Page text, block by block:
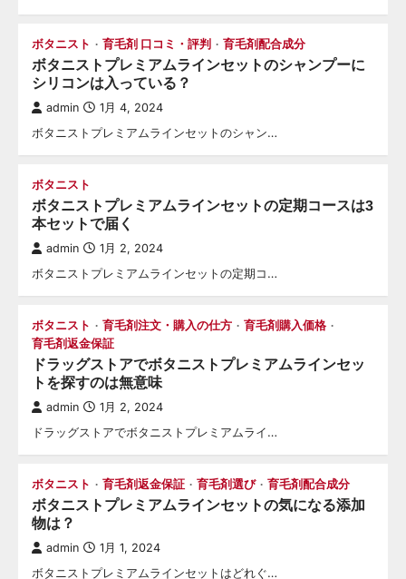
ボタニスト 育毛剤 口コミ・評判 育毛剤配合成分
ボタニストプレミアムラインセットのシャンプーに
シリコンは入っている？
admin 1月 4, 2024
ボタニストプレミアムラインセットのシャン…
ボタニスト
ボタニストプレミアムラインセットの定期コースは3
本セットで届く
admin 1月 2, 2024
ボタニストプレミアムラインセットの定期コ…
ボタニスト 育毛剤注文・購入の仕方
育毛剤購入価格
育毛剤返金保証
ドラッグストアでボタニストプレミアムラインセッ
トを探すのは無意味
admin 1月 2, 2024
ドラッグストアでボタニストプレミアムライ…
ボタニスト 育毛剤返金保証 育毛剤選び 育毛剤配合成分
ボタニストプレミアムラインセットの気になる添加
物は？
admin 1月 1, 2024
ボタニストプレミアムラインセットはどれぐ…